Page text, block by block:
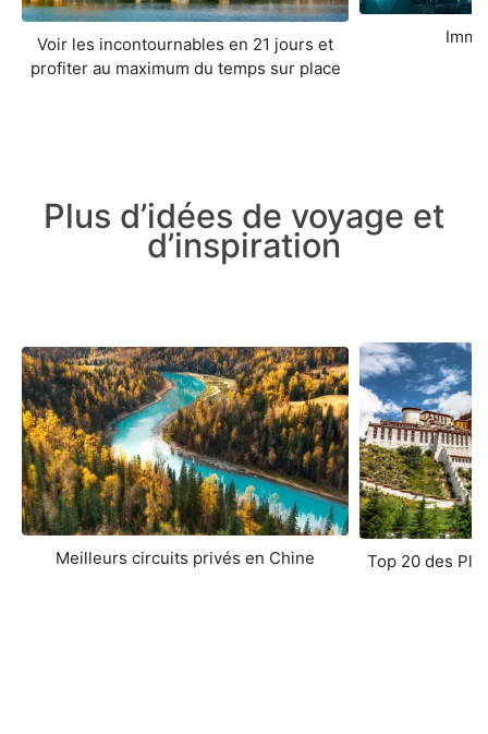
Voir les incontournables en 21 jours et
profiter au maximum du temps sur place
Plus d’idées de voyage et
d’inspiration
Meilleurs circuits privés en Chine Top 20 des